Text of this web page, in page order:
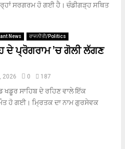
ਸਰਗਰਮ ਹੋ ਗਈ ਹੈ। ਚੰਡੀਗੜ੍ਹ ਸਥਿਤ
News ਰਾਜਨੀਤੀ/Politics
ਦੇ ਪ੍ਰੋਗਰਾਮ ’ਚ ਗੋਲੀ ਲੱਗਣ
2026 0 187
ਖਡੂਰ ਸਾਹਿਬ ਦੇ ਰਹਿਣ ਵਾਲੇ ਇੱਕ
ਹੋ ਗਈ। ਮ੍ਰਿਤਕ ਦਾ ਨਾਮ ਗੁਰਸੇਵਕ